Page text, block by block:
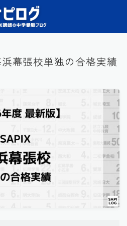
浜幕張校単独の合格実績